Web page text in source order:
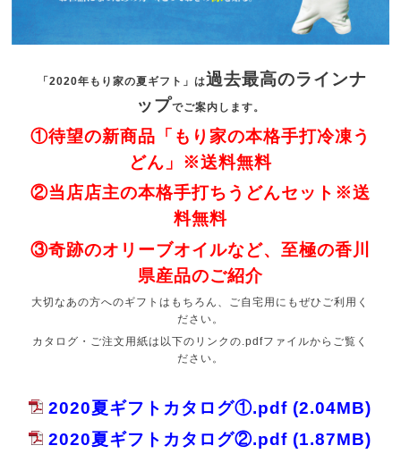
「2020年もり家の夏ギフト」は過去最高のラインナ
ップでご案内します。
①待望の新商品「もり家の本格手打冷凍う
どん」※送料無料
②当店店主の本格手打ちうどんセット※送
料無料
③奇跡のオリーブオイルなど、至極の香川
県産品のご紹介
大切なあの方へのギフトはもちろん、ご自宅用にもぜひご利用く
ださい。
カタログ・ご注文用紙は以下のリンクの.pdfファイルからご覧く
ださい。
2020夏ギフトカタログ①.pdf (2.04MB)
2020夏ギフトカタログ②.pdf (1.87MB)